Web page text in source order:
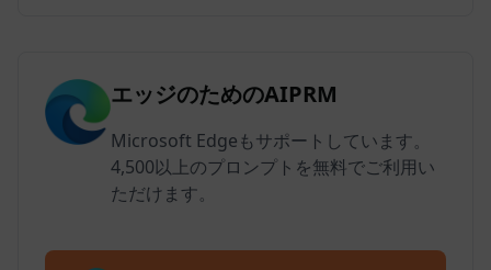
エッジのためのAIPRM
Microsoft Edgeもサポートしています。
4,500以上のプロンプトを無料でご利用い
ただけます。